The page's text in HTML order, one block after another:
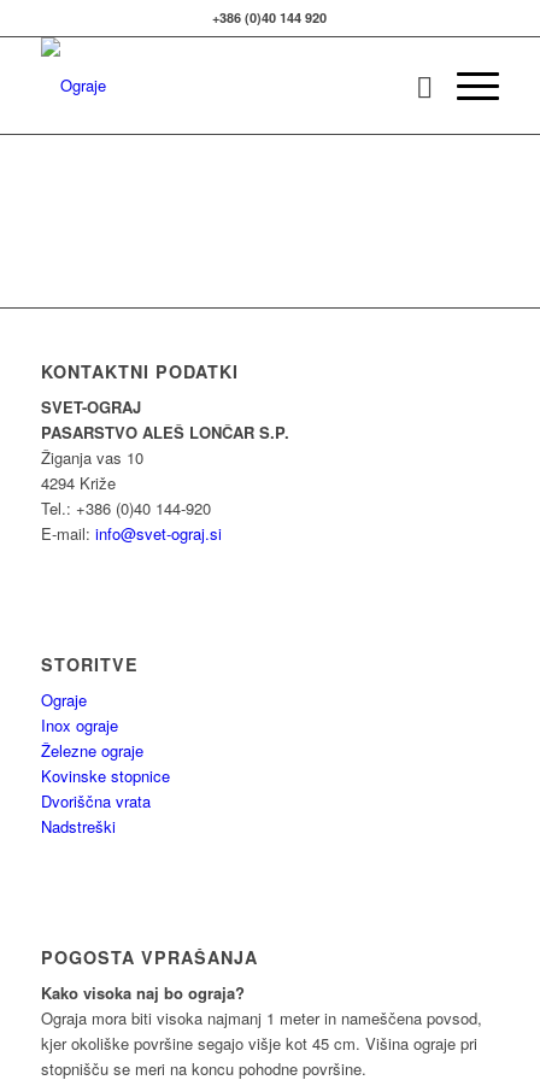
+386 (0)40 144 920
KONTAKTNI PODATKI
SVET-OGRAJ
PASARSTVO ALEŠ LONČAR S.P.
Žiganja vas 10
4294 Križe
Tel.: +386 (0)40 144-920
E-mail: info@svet-ograj.si
STORITVE
Ograje
Inox ograje
Železne ograje
Kovinske stopnice
Dvoriščna vrata
Nadstreški
POGOSTA VPRAŠANJA
Kako visoka naj bo ograja?
Ograja mora biti visoka najmanj 1 meter in nameščena povsod,
kjer okoliške površine segajo višje kot 45 cm. Višina ograje pri
stopnišču se meri na koncu pohodne površine.